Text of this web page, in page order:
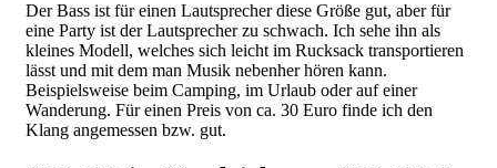
Der Bass ist für einen Lautsprecher diese Größe gut, aber für
eine Party ist der Lautsprecher zu schwach. Ich sehe ihn als
kleines Modell, welches sich leicht im Rucksack transportieren
lässt und mit dem man Musik nebenher hören kann.
Beispielsweise beim Camping, im Urlaub oder auf einer
Wanderung. Für einen Preis von ca. 30 Euro finde ich den
Klang angemessen bzw. gut.